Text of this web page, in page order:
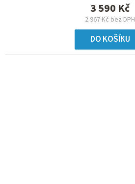
2 967 Kč bez DPH
3 590 Kč
DO KOŠÍKU